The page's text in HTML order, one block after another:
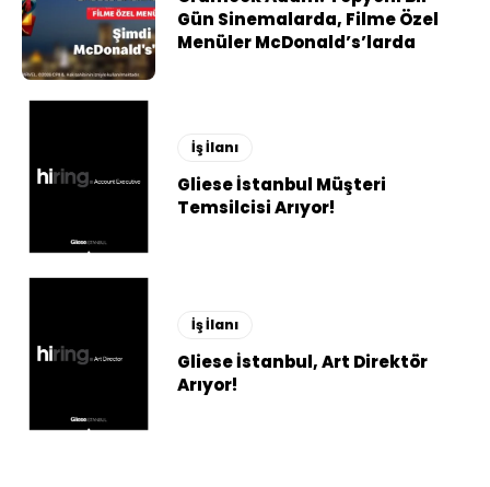
Gün Sinemalarda, Filme Özel
Menüler McDonald’s’larda
İş İlanı
Gliese İstanbul Müşteri
Temsilcisi Arıyor!
İş İlanı
Gliese İstanbul, Art Direktör
Arıyor!